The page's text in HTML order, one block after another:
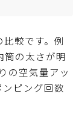
較です。例
筒の太さが明
の空気量アッ
ピング回数